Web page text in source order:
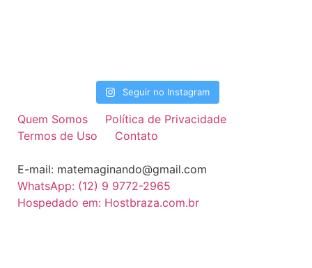
Seguir no Instagram
Quem Somos
Política de Privacidade
Termos de Uso
Contato
E-mail: matemaginando@gmail.com
WhatsApp: (12) 9 9772-2965
Hospedado em: Hostbraza.com.br